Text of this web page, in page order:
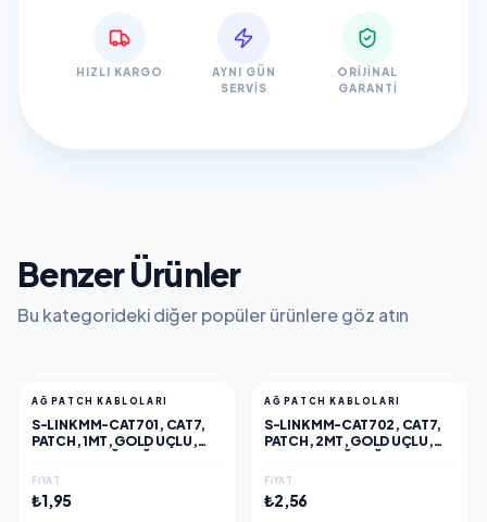
HIZLI KARGO
AYNI GÜN
SERVIS
ORIJINAL
GARANTI
Benzer Ürünler
Bu kategorideki diğer popüler ürünlere göz atın
AĞ PATCH KABLOLARI
S-LINK MM-CAT701, CAT7,
PATCH, 1MT, GOLD UÇLU,
KABLOSU (SIYAH)
FIYAT
₺1,95
AĞ PATCH KABLOLARI
S-LINK MM-CAT702, CAT7,
PATCH, 2MT, GOLD UÇLU,
KABLOSU (SIYAH)
FIYAT
₺2,56